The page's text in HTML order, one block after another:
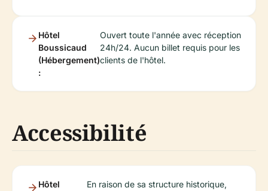
Hôtel
Boussicaud
(Hébergement)
:
Ouvert toute l'année avec réception
24h/24. Aucun billet requis pour les
clients de l'hôtel.
Accessibilité
Hôtel
En raison de sa structure historique,